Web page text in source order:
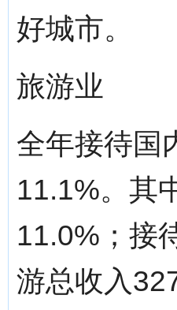
好城市。
旅游业
全年接待国
11.1%。其
11.0%；接
游总收入